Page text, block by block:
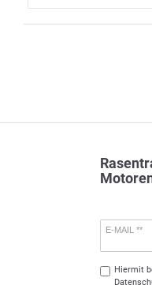
E-MAIL **
Hiermit